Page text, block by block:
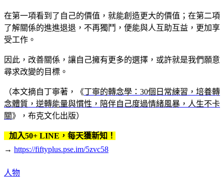
在第一項看到了自己的價值，就能創造更大的價值；在第二項
了解關係的進進退退，不再獨鬥，便能與人互助互益，更加享
受工作。
因此，改善關係，讓自己擁有更多的選擇，或許就是我們願意
尋求改變的目標。
（本文摘自丁寧著，《丁寧的轉念學：30個日常練習，培養轉
念體質，逆轉能量與慣性，陪伴自己度過情緒風暴，人生不卡
關》，布克文化出版）
加入50+ LINE，每天獲新知！
→ https://fiftyplus.pse.im/5zvc58
人物